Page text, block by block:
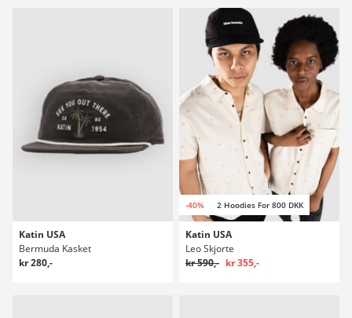
Katin USA
Bermuda Kasket
kr 280,-
-40% 2 Hoodies For 800 DKK
Katin USA
Leo Skjorte
kr 590,- kr 355,-